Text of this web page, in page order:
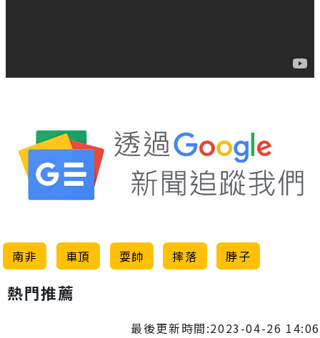
南非 車頂 耍帥 摔落 脖子
熱門推薦
最後更新時間:2023-04-26 14:06